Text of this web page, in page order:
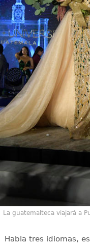
La guatemalteca viajará a
Habla tres idiomas,